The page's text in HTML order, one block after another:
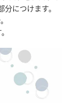
につけます。